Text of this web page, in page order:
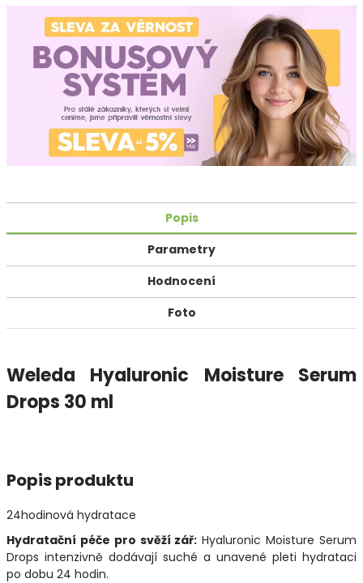
Popis
Parametry
Hodnocení
Foto
Weleda Hyaluronic Moisture Serum
Drops 30 ml
Popis produktu
24hodinová hydratace
Hydratační péče pro svěží zář: Hyaluronic Moisture Serum
Drops intenzivně dodávají suché a unavené pleti hydrataci
po dobu 24 hodin.